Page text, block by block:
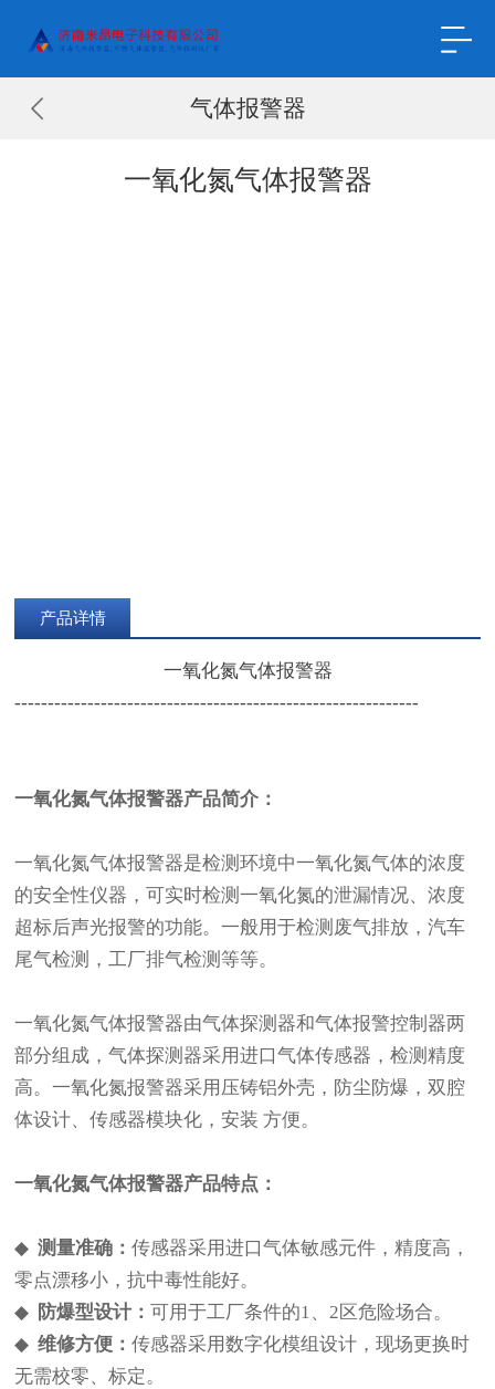
气体报警器
一氧化氮气体报警器
产品详情
一氧化氮气体报警器
-------------------------------------------------------------
一氧化氮气体报警器产品简介：
一氧化氮气体报警器是检测环境中一氧化氮气体的浓度
的安全性仪器，可实时检测一氧化氮的泄漏情况、浓度
超标后声光报警的功能。一般用于检测废气排放，汽车
尾气检测，工厂排气检测等等。
一氧化氮气体报警器由气体探测器和气体报警控制器两
部分组成，气体探测器采用进口气体传感器，检测精度
高。一氧化氮报警器采用压铸铝外壳，防尘防爆，双腔
体设计、传感器模块化，安装 方便。
一氧化氮气体报警器产品特点：
◆测量准确：传感器采用进口气体敏感元件，精度高，
零点漂移小，抗中毒性能好。
◆ 防爆型设计：可用于工厂条件的1、2区危险场合。
◆维修方便：传感器采用数字化模组设计，现场更换时
无需校零、标定。